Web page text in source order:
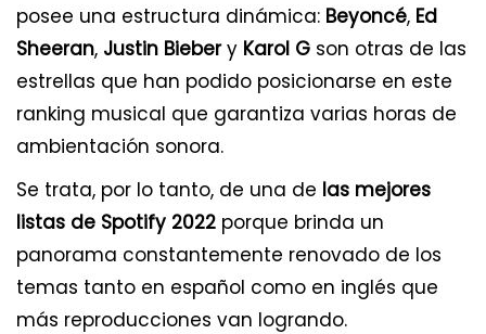
posee una estructura dinámica: Beyoncé, Ed
Sheeran, Justin Biebery Karol G son otras de las
estrellas que han podido posicionarse en este
ranking musical que garantiza varias horas de
ambientación sonora.
Se trata, por lo tanto, de una de las mejores
listas de Spotify 2022 porque brinda un
panorama constantemente renovado de los
temas tanto en español como en inglés que
más reproducciones van logrando.